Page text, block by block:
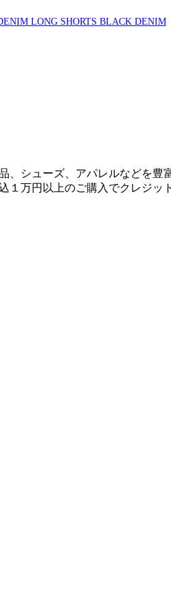
LONG SHORTS BLACK DENIM
シューズ、アパレルなどを
万円以上のご購入でクレジ